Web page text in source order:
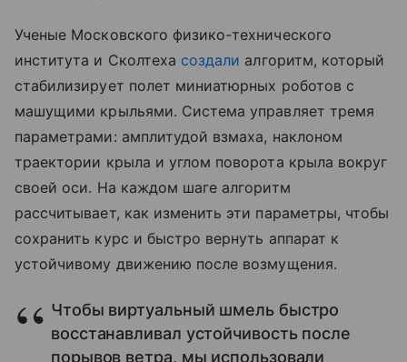
Ученые Московского физико-технического
института и Сколтеха создали алгоритм, который
стабилизирует полет миниатюрных роботов с
машущими крыльями. Система управляет тремя
параметрами: амплитудой взмаха, наклоном
траектории крыла и углом поворота крыла вокруг
своей оси. На каждом шаге алгоритм
рассчитывает, как изменить эти параметры, чтобы
сохранить курс и быстро вернуть аппарат к
устойчивому движению после возмущения.
Чтобы виртуальный шмель быстро
восстанавливал устойчивость после
порывов ветра, мы использовали